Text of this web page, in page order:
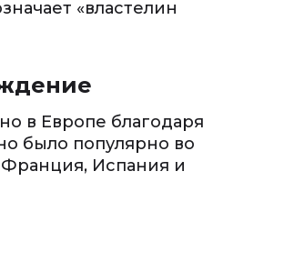
«властелин
в Европе благодаря
было популярно во
Франция, Испания и